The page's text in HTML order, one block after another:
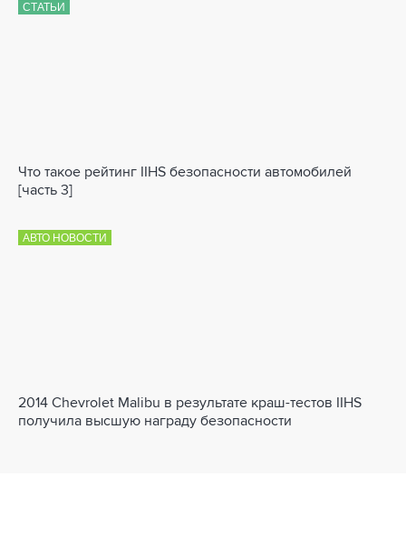
СТАТЬИ
Что такое рейтинг IIHS безопасности автомобилей
[часть 3]
АВТО НОВОСТИ
2014 Chevrolet Malibu в результате краш-тестов IIHS
получила высшую награду безопасности